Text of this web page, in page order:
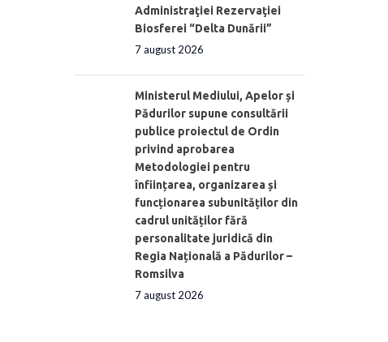
Administraţiei Rezervaţiei
Biosferei “Delta Dunării”
7 august 2026
Ministerul Mediului, Apelor și
Pădurilor supune consultării
publice proiectul de Ordin
privind aprobarea
Metodologiei pentru
înființarea, organizarea și
funcționarea subunităților din
cadrul unităților fără
personalitate juridică din
Regia Națională a Pădurilor –
Romsilva
7 august 2026